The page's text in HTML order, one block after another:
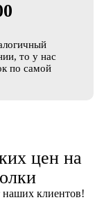
то у нас
по самой
цен на
наших клиентов!